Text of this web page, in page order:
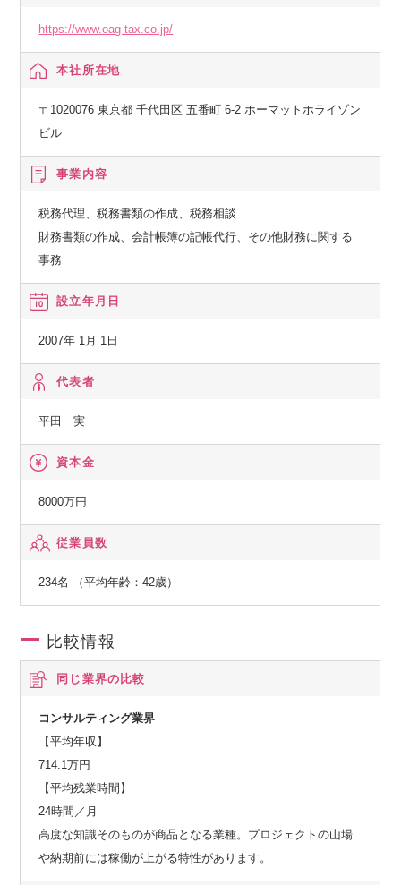
https://www.oag-tax.co.jp/
本社所在地
〒1020076 東京都 千代田区 五番町 6-2 ホーマットホライゾン
ビル
事業内容
税務代理、税務書類の作成、税務相談
財務書類の作成、会計帳簿の記帳代行、その他財務に関する
事務
設立年月日
2007年 1月 1日
代表者
平田 実
資本金
8000万円
従業員数
234名 （平均年齢：42歳）
比較情報
同じ業界の比較
コンサルティング業界
【平均年収】
714.1万円
【平均残業時間】
24時間／月
高度な知識そのものが商品となる業種。プロジェクトの山場
や納期前には稼働が上がる特性があります。